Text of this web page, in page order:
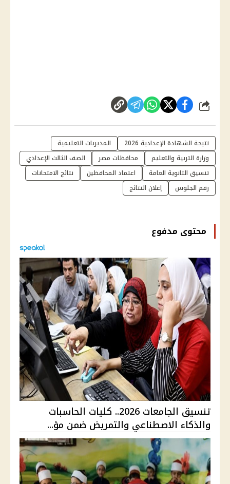
شارك
نتيجة الشهادة الإعدادية 2026
المديريات التعليمية
وزارة التربية والتعليم
محافظات مصر
الصف الثالث الإعدادي
تنسيق الثانوية العامة
اعتماد المحافظين
نتائج الامتحانات
رقم الجلوس
إعلان النتائج
محتوى مدفوع
تنسيق الجامعات 2026.. كليات الحاسبات
والذكاء الاصطناعي والتمريض ضمن مؤ...